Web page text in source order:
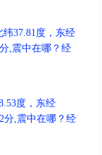
37.81度，东经
,震中在哪？经
度，东经
分,震中在哪？经